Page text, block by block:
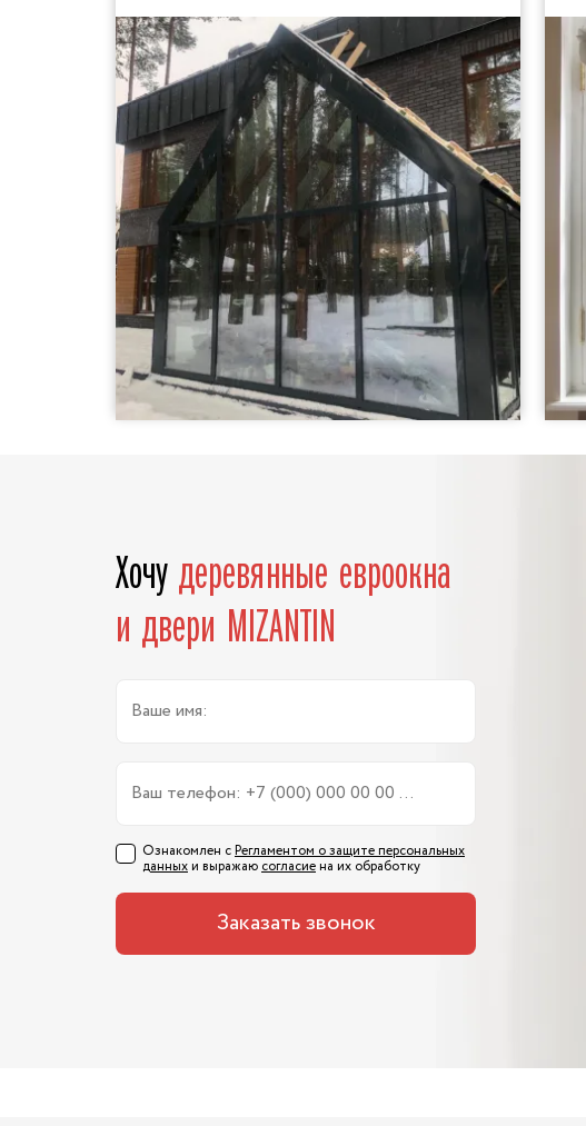
Хочу деревянные евроокна
и двери MIZANTIN
Ознакомлен сРегламентом о защите персональных
данныхи выражаю согласиена их обработку